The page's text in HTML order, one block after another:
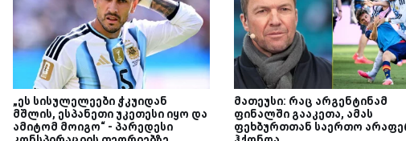
„ეს სისულელეები ჭკუიდან
მშლის, ესპანეთი უკეთესი იყო და
ამიტომ მოიგო“ - პარედესი
მათეუსი: რაც არგენტინამ
ფინალში გააკეთა, ამას
ფეხბურთთან საერთო